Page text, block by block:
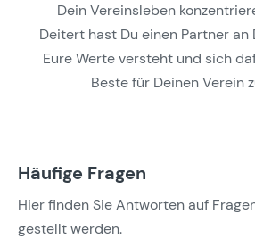
Dein Vereinsleben
Deitert hast Du einen Partner an
Eure Werte versteht und sich
Beste für Deinen Verein
Häufige Fragen
Hier finden Sie Antworten auf
gestellt werden.